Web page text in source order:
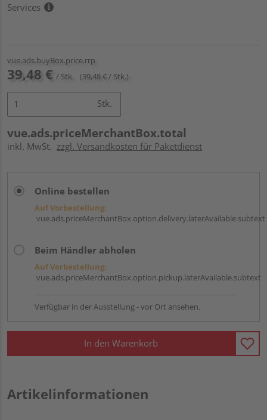
Services
vue.ads.buyBox.price.rrp
39,48 € / Stk. (39,48 € / Stk.)
Stk.
vue.ads.priceMerchantBox.total
inkl. MwSt. zzgl. Versandkosten für Paketdienst
Online bestellen
Auf Vorbestellung:
vue.ads.priceMerchantBox.option.delivery.laterAvailable.subtext
Beim Händler abholen
Auf Vorbestellung:
vue.ads.priceMerchantBox.option.pickup.laterAvailable.subtext
Verfügbar in der Ausstellung - vor Ort ansehen.
In den Warenkorb
Artikelinformationen